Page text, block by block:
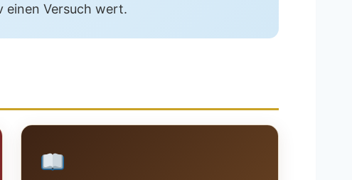
einen Versuch wert.